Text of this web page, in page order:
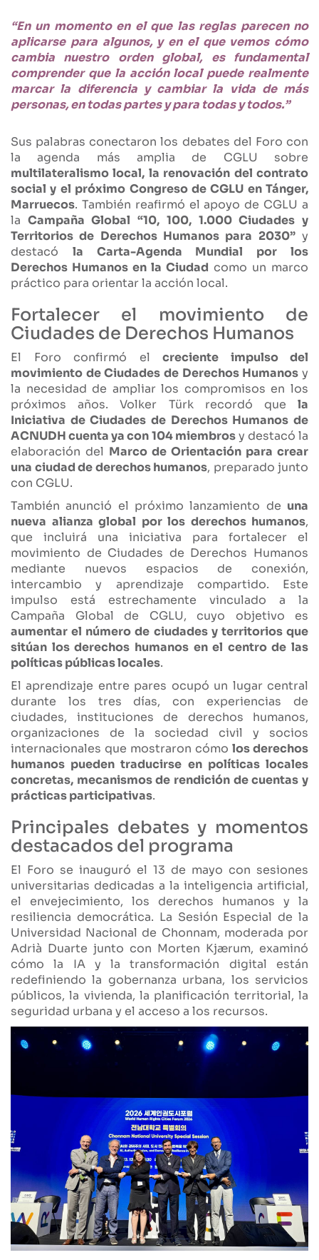
“En un momento en el que las reglas parecen no
aplicarse para algunos, y en el que vemos cómo
cambia nuestro orden global, es fundamental
comprender que la acción local puede realmente
marcar la diferencia y cambiar la vida de más
personas, en todas partes y para todas y todos.”
Sus palabras conectaron los debates del Foro con
la agenda más amplia de CGLU sobre
multilateralismo local, la renovación del contrato
social y el próximo Congreso de CGLU en Tánger,
Marruecos. También reafirmó el apoyo de CGLU a
la Campaña Global “10, 100, 1.000 Ciudades y
Territorios de Derechos Humanos para 2030”y
destacó la Carta-Agenda Mundial por los
Derechos Humanos en la Ciudad como un marco
práctico para orientar la acción local.
Fortalecer el movimiento de
Ciudades de Derechos Humanos
El Foro confirmó el creciente impulso del
movimiento de Ciudades de Derechos Humanos y
la necesidad de ampliar los compromisos en los
próximos años. Volker Türk recordó que la
Iniciativa de Ciudades de Derechos Humanos de
ACNUDH cuenta ya con 104 miembrosy destacó la
elaboración del Marco de Orientación para crear
una ciudad de derechos humanos, preparado junto
con CGLU.
También anunció el próximo lanzamiento de una
nueva alianza global por los derechos humanos,
que incluirá una iniciativa para fortalecer el
movimiento de Ciudades de Derechos Humanos
mediante nuevos espacios de conexión,
intercambio y aprendizaje compartido. Este
impulso está estrechamente vinculado a la
Campaña Global de CGLU, cuyo objetivo es
aumentar el número de ciudades y territorios que
sitúan los derechos humanos en el centro de las
políticas públicas locales.
El aprendizaje entre pares ocupó un lugar central
durante los tres días, con experiencias de
ciudades, instituciones de derechos humanos,
organizaciones de la sociedad civil y socios
internacionales que mostraron cómo los derechos
humanos pueden traducirse en políticas locales
concretas, mecanismos de rendición de cuentas y
prácticas participativas.
Principales debates y momentos
destacados del programa
El Foro se inauguró el 13 de mayo con sesiones
universitarias dedicadas a la inteligencia artificial,
el envejecimiento, los derechos humanos y la
resiliencia democrática. La Sesión Especial de la
Universidad Nacional de Chonnam, moderada por
Adrià Duarte junto con Morten Kjærum, examinó
cómo la IA y la transformación digital están
redefiniendo la gobernanza urbana, los servicios
públicos, la vivienda, la planificación territorial, la
seguridad urbana y el acceso a los recursos.